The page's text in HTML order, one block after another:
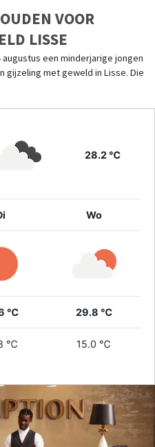
VOOR
LISSE
een minderjarige jongen
gijzeling met geweld in Lisse. Die
28.2 ℃
Wo
℃ 29.8 ℃
℃ 15.0 ℃